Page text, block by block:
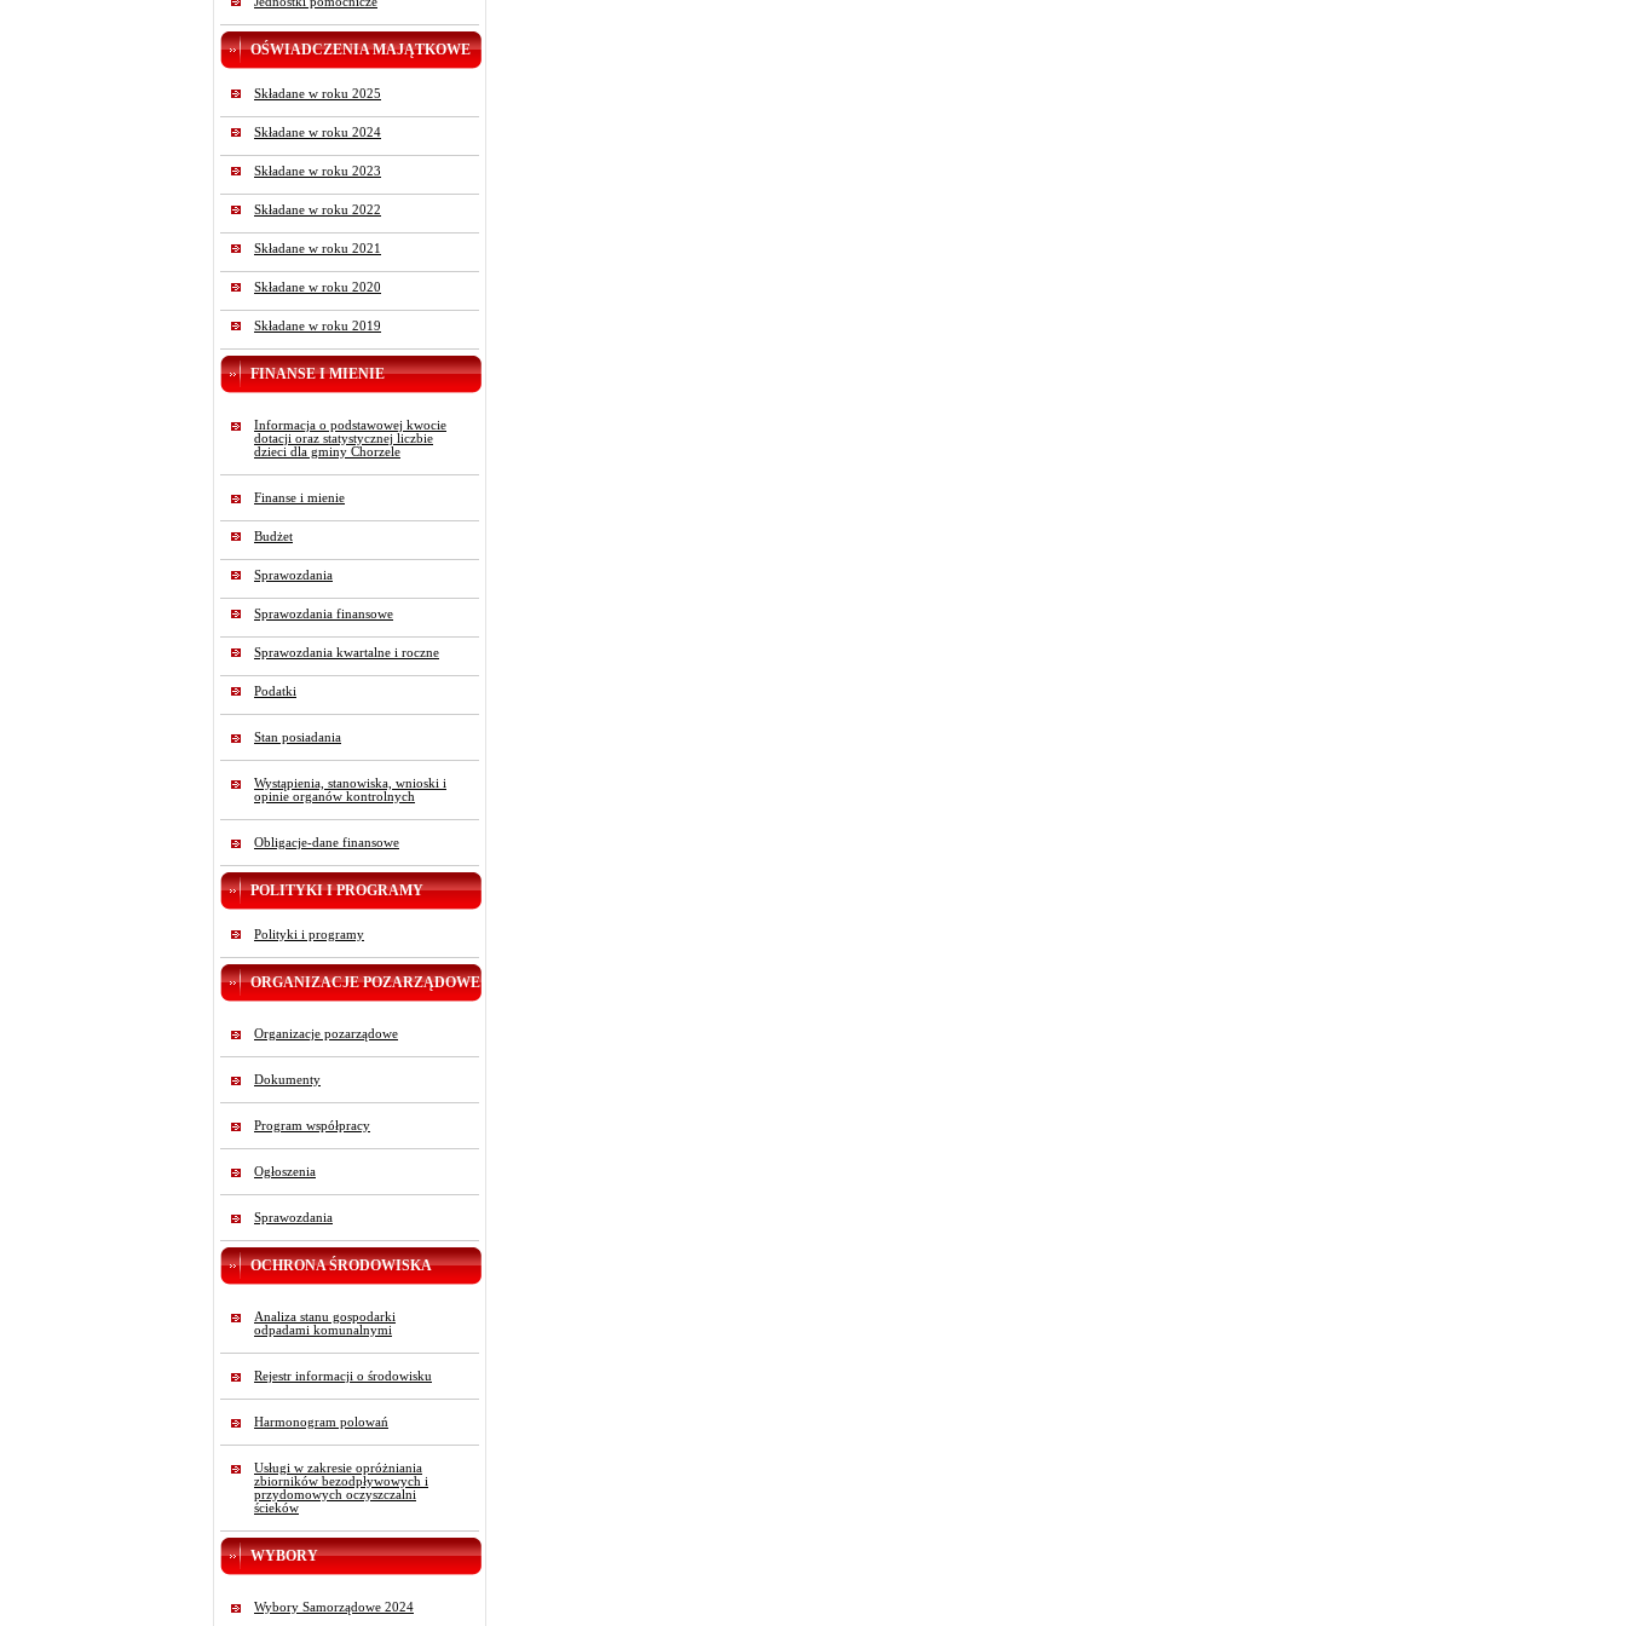
OŚWIADCZENIA MAJĄTKOWE
Składane w roku 2025
Składane w roku 2024
Składane w roku 2023
Składane w roku 2022
Składane w roku 2021
Składane w roku 2020
Składane w roku 2019
FINANSE I MIENIE
Informacja o podstawowej kwocie
dotacji oraz statystycznej liczbie
dzieci dla gminy Chorzele
Finanse i mienie
Budżet
Sprawozdania
Sprawozdania finansowe
Sprawozdania kwartalne i roczne
Podatki
Stan posiadania
Wystąpienia, stanowiska, wnioski i
opinie organów kontrolnych
Obligacje-dane finansowe
POLITYKI I PROGRAMY
Polityki i programy
ORGANIZACJE POZARZĄDOWE
Organizacje pozarządowe
Dokumenty
Program współpracy
Ogłoszenia
Sprawozdania
OCHRONA ŚRODOWISKA
Analiza stanu gospodarki
odpadami komunalnymi
Rejestr informacji o środowisku
Harmonogram polowań
Usługi w zakresie opróżniania
zbiorników bezodpływowych i
przydomowych oczyszczalni
ścieków
WYBORY
Wybory Samorządowe 2024